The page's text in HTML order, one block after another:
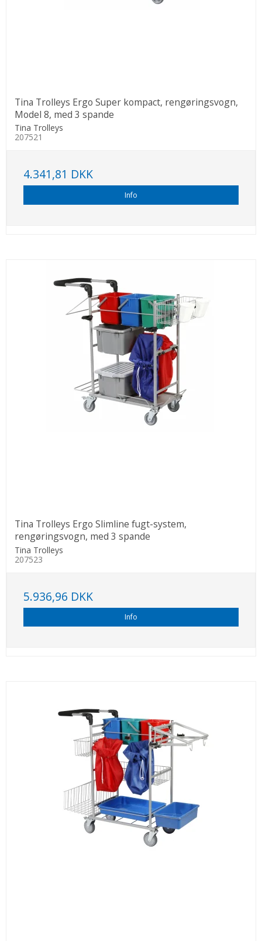
Tina Trolleys Ergo Super kompact, rengøringsvogn,
Model 8, med 3 spande
Tina Trolleys
207521
4.341,81 DKK
Info
Tina Trolleys Ergo Slimline fugt-system,
rengøringsvogn, med 3 spande
Tina Trolleys
207523
5.936,96 DKK
Info